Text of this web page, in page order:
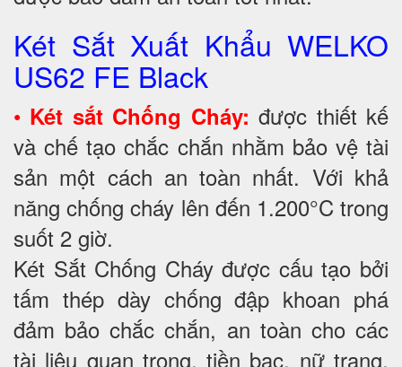
Két Sắt Xuất Khẩu WELKO
US62 FE Black
• Két sắt Chống Cháy: được thiết kế
và chế tạo chắc chắn nhằm bảo vệ tài
sản một cách an toàn nhất. Với khả
năng chống cháy lên đến 1.200°C trong
suốt 2 giờ.
Két Sắt Chống Cháy được cấu tạo bởi
tấm thép dày chống đập khoan phá
đảm bảo chắc chắn, an toàn cho các
tài liệu quan trọng, tiền bạc, nữ trang,